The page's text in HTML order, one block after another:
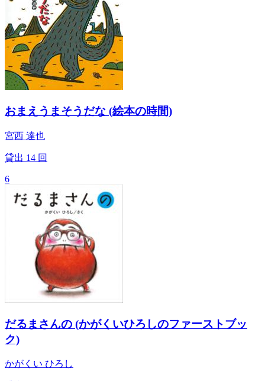
おまえうまそうだな (絵本の時間)
宮西 達也
貸出 14 回
6
だるまさんの (かがくいひろしのファーストブッ
ク)
かがくい ひろし